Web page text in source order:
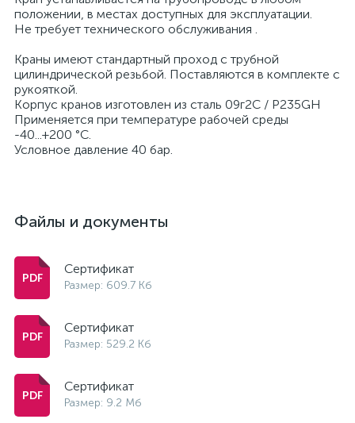
положении, в местах доступных для эксплуатации.
Не требует технического обслуживания .
Краны имеют стандартный проход с трубной
цилиндрической резьбой. Поставляются в комплекте с
рукояткой.
Корпус кранов изготовлен из сталь 09г2С / P235GH
Применяется при температуре рабочей среды
-40...+200 °С.
Условное давление 40 бар.
Файлы и документы
Сертификат
Размер: 609.7 Кб
Сертификат
Размер: 529.2 Кб
Сертификат
Размер: 9.2 Мб